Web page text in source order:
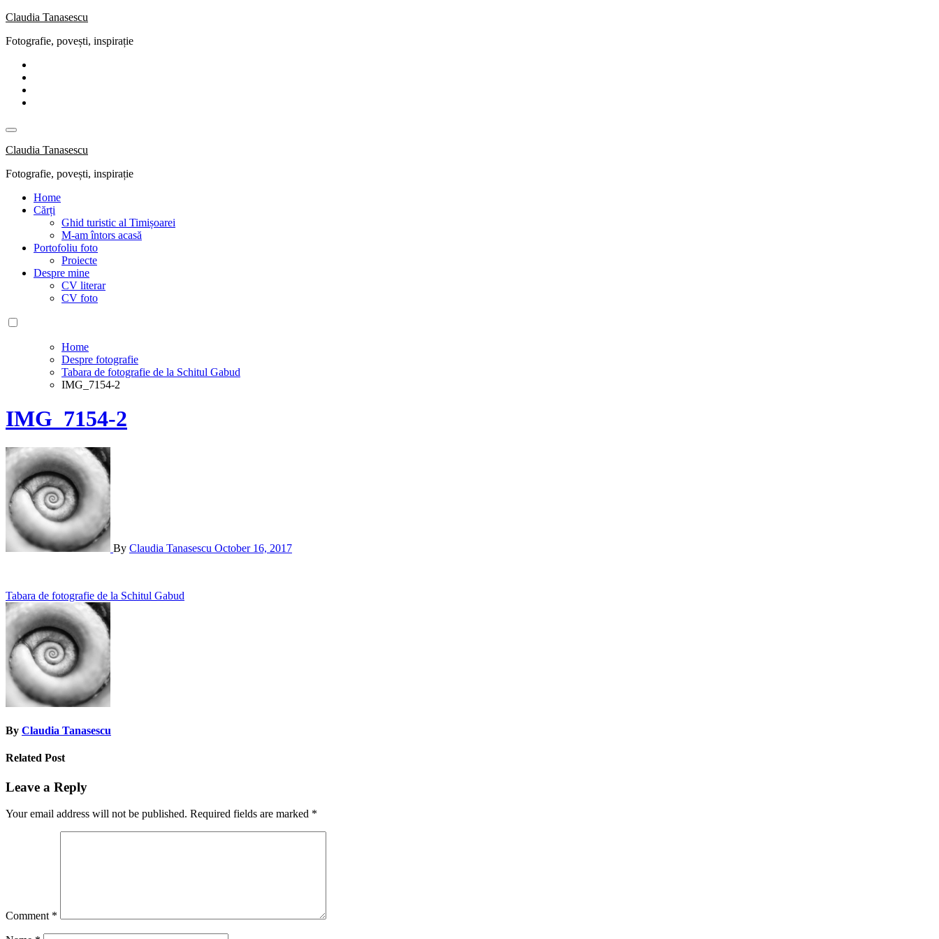
Skip
content
Claudia Tanasescu
Fotografie, povești, inspirație
Claudia Tanasescu
Fotografie, povești, inspirație
Home
Cărți
Ghid turistic al Timișoarei
M-am întors acasă
Portofoliu foto
Proiecte
Despre mine
CV literar
CV foto
Home
Despre fotografie
Tabara de fotografie de la Schitul Gabud
IMG_7154-2
IMG_7154-2
By Claudia Tanasescu October 16, 2017
Post
navigation
Tabara de fotografie de la Schitul Gabud
By Claudia Tanasescu
Related Post
Leave a Reply
Your email address will not be published. Required fields are marked *
Comment *